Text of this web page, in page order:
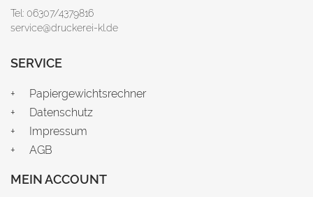
Tel: 06307/4379816
service@druckerei-kl.de
SERVICE
Papiergewichtsrechner
Datenschutz
Impressum
AGB
MEIN ACCOUNT